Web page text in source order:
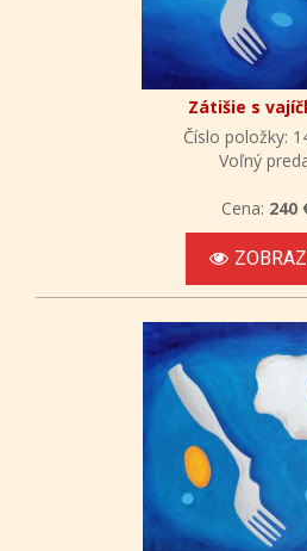
Zátišie s
Číslo položky:
Voľný
Cena: 240